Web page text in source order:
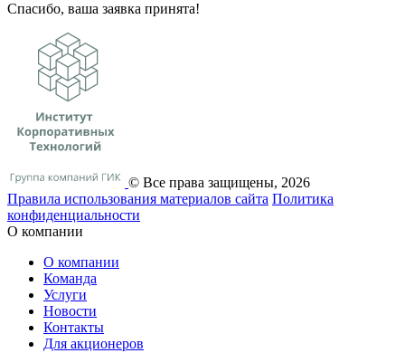
Спасибо, ваша заявка принята!
© Все права защищены, 2026
Правила использования материалов сайта Политика
конфиденциальности
О компании
О компании
Команда
Услуги
Новости
Контакты
Для акционеров